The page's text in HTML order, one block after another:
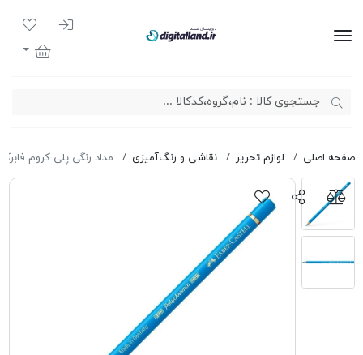
ورود به
لیست
سبد خرید
صفحه اصلی لوازم تحریر نقاشی و رنگ‌آمیزی مداد رنگی پلی کروم